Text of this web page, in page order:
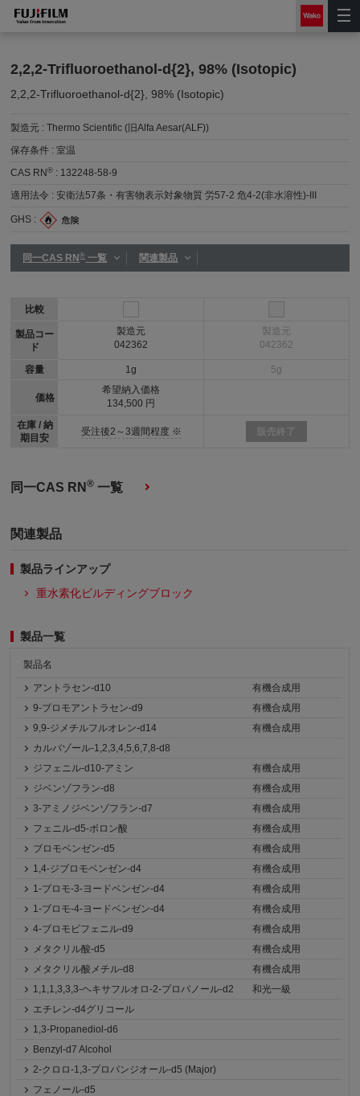
2,2,2-Trifluoroethanol-d{2}, 98% (Isotopic)
2,2,2-Trifluoroethanol-d{2}, 98% (Isotopic)
製造元 :Thermo Scientific (旧Alfa Aesar(ALF))
保存条件 :室温
CAS RN® : 132248-58-9
適用法令 :安衛法57条・有害物表示対象物質 労57-2 危4-2(非水溶性)-III
GHS :
同一CAS RN®一覧 関連製品
比較
製品コー
ド
容量
価格
在庫 / 納
期目安
製造元
042362
1g
希望納入価格
134,500 円
受注後2～3週間程度 ※
製造元
042362
5g
販売終了
同一CAS RN® 一覧
関連製品
製品ラインアップ
重水素化ビルディングブロック
製品一覧
製品名
アントラセン-d10
有機合成用
9-ブロモアントラセン-d9
有機合成用
9,9-ジメチルフルオレン-d14
有機合成用
カルバゾール-1,2,3,4,5,6,7,8-d8
ジフェニル-d10-アミン
有機合成用
ジベンゾフラン-d8
有機合成用
3-アミノジベンゾフラン-d7
有機合成用
フェニル-d5-ボロン酸
有機合成用
ブロモベンゼン-d5
有機合成用
1,4-ジブロモベンゼン-d4
有機合成用
1-ブロモ-3-ヨードベンゼン-d4
有機合成用
1-ブロモ-4-ヨードベンゼン-d4
有機合成用
4-ブロモビフェニル-d9
有機合成用
メタクリル酸-d5
有機合成用
メタクリル酸メチル-d8
有機合成用
1,1,1,3,3,3-ヘキサフルオロ-2-プロパノール-d2
和光一級
エチレン-d4グリコール
1,3-Propanediol-d6
Benzyl-d7 Alcohol
2-クロロ-1,3-プロパンジオール-d5 (Major)
フェノール-d5